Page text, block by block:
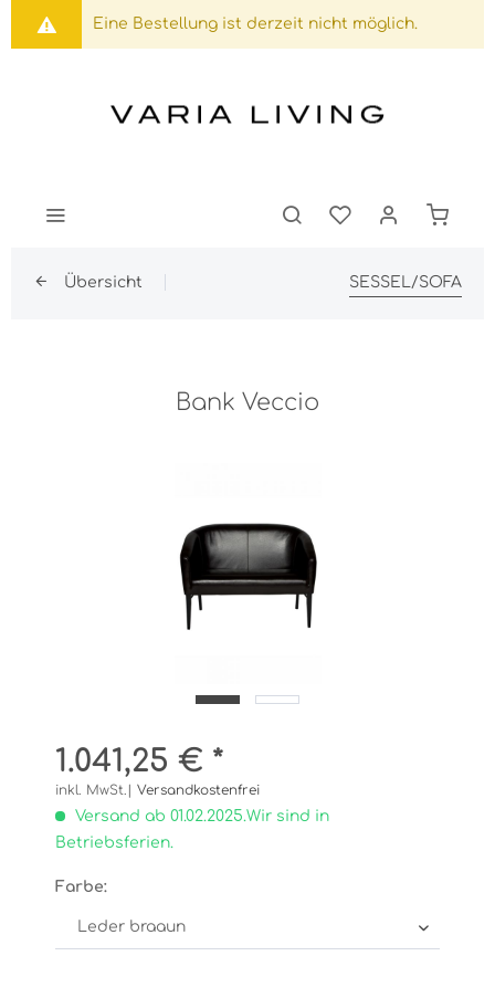
Eine Bestellung ist derzeit nicht möglich.
Übersicht SESSEL/SOFA
Bank Veccio
1.041,25 € *
inkl. MwSt.| Versandkostenfrei
Versand ab 01.02.2025.Wir sind in
Betriebsferien.
Farbe: